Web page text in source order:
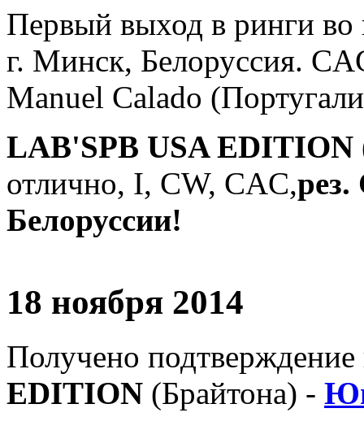
Первый выход в ринги во
г. Минск, Белоруссия.
Manuel Calado
LAB'SPB USA EDITION
отлично, I, СW, CAC,
Белоруссии!
18 ноября 2014
Получено подтверждение
EDITION (Брайтона) -